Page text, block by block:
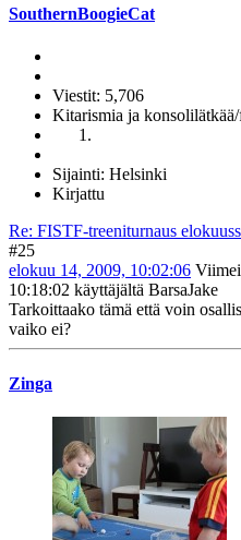
SouthernBoogieCat
Viestit: 5,706
Kitarismia ja
Sijainti: Helsinki
Kirjattu
Re: FISTF-treeniturnaus
#25
elokuu 14, 2009, 10:02:06
10:18:02 käyttäjältä BarsaJake
Tarkoittaako tämä että voin
vaiko ei?
Zinga